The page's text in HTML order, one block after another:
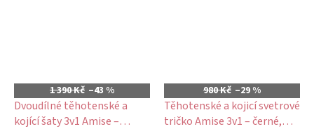
1 390 Kč –43 %
Dvoudílné těhotenské a
kojící šaty 3v1 Amise –
980 Kč –29 %
Těhotenské a kojicí svetrové
tričko Amise 3v1 – černé,